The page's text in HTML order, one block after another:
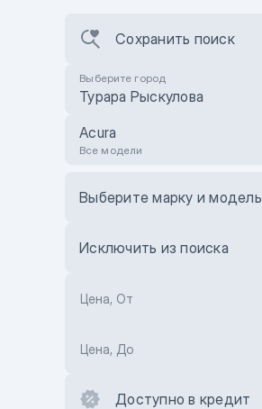
Сохранить поиск
Выберите город
Турара Рыскулова
Acura
Все модели
Выберите марку и модель
Исключить из поиска
Цена, От
Цена, До
Доступно в кредит